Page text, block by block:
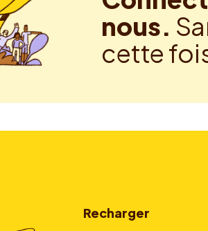
nous.
cette
Recharger